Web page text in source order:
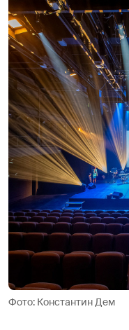
Фото: Константин Дем